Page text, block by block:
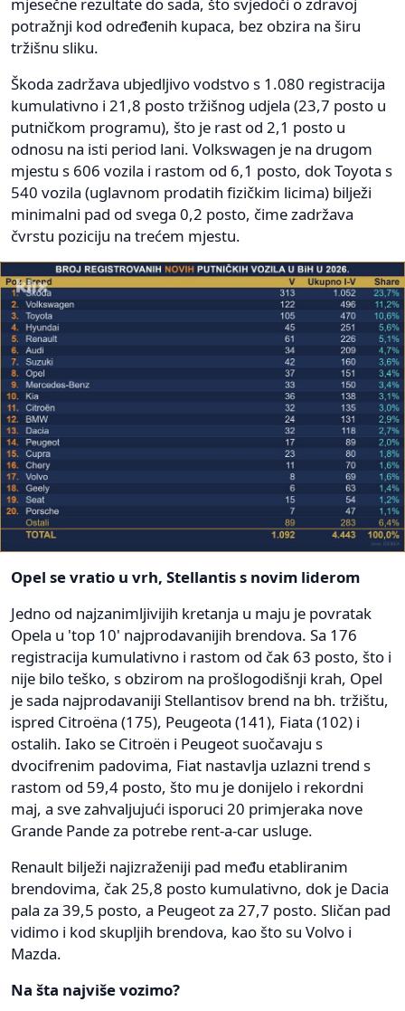
potražnji kod određenih kupaca, bez obzira na širu
tržišnu sliku.
Škoda zadržava ubjedljivo vodstvo s 1.080 registracija
kumulativno i 21,8 posto tržišnog udjela (23,7 posto u
putničkom programu), što je rast od 2,1 posto u
odnosu na isti period lani. Volkswagen je na drugom
mjestu s 606 vozila i rastom od 6,1 posto, dok Toyota s
540 vozila (uglavnom prodatih fizičkim licima) bilježi
minimalni pad od svega 0,2 posto, čime zadržava
čvrstu poziciju na trećem mjestu.
Opel se vratio u vrh, Stellantis s novim liderom
Jedno od najzanimljivijih kretanja u maju je povratak
Opela u 'top 10' najprodavanijih brendova. Sa 176
registracija kumulativno i rastom od čak 63 posto, što i
nije bilo teško, s obzirom na prošlogodišnji krah, Opel
je sada najprodavaniji Stellantisov brend na bh. tržištu,
ispred Citroëna (175), Peugeota (141), Fiata (102) i
ostalih. Iako se Citroën i Peugeot suočavaju s
dvocifrenim padovima, Fiat nastavlja uzlazni trend s
rastom od 59,4 posto, što mu je donijelo i rekordni
maj, a sve zahvaljujući isporuci 20 primjeraka nove
Grande Pande za potrebe rent-a-car usluge.
Renault bilježi najizraženiji pad među etabliranim
brendovima, čak 25,8 posto kumulativno, dok je Dacia
pala za 39,5 posto, a Peugeot za 27,7 posto. Sličan pad
vidimo i kod skupljih brendova, kao što su Volvo i
Mazda.
Na šta najviše vozimo?